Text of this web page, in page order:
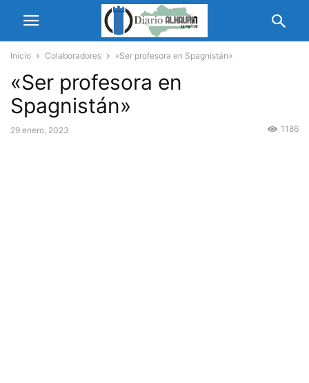
Inicio Colaboradores «Ser profesora en Spagnistán»
«Ser profesora en
Spagnistán»
29 enero, 2023 1186